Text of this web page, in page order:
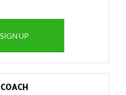
SIGN UP
COACH